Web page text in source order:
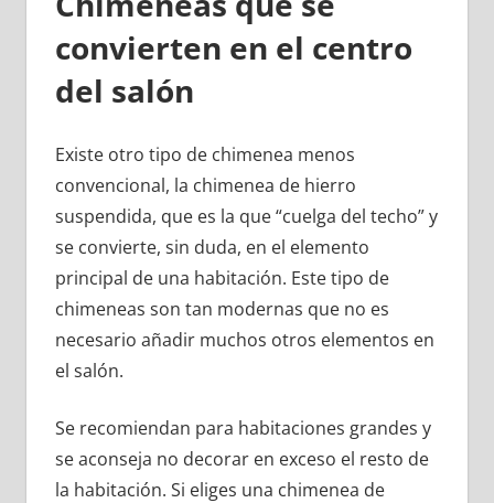
convierten en el centro
del salón
Existe otro tipo de chimenea menos
convencional, la chimenea de hierro
suspendida, que es la que “cuelga del techo” y
se convierte, sin duda, en el elemento
principal de una habitación. Este tipo de
chimeneas son tan modernas que no es
necesario añadir muchos otros elementos en
el salón.
Se recomiendan para habitaciones grandes y
se aconseja no decorar en exceso el resto de
la habitación. Si eliges una chimenea de